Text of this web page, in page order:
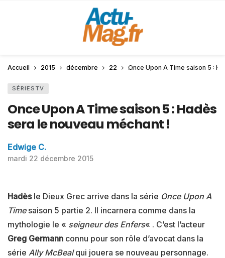
Accueil 2015 décembre 22 Once Upon A Time saison 5 :
SÉRIESTV
Once Upon A Time saison 5 : Hadès
sera le nouveau méchant !
Edwige C.
mardi 22 décembre 2015
Hadèsle Dieux Grec arrive dans la série Once Upon A
Timesaison 5 partie 2. Il incarnera comme dans la
mythologie le « seigneur des Enfers« . C’est l’acteur
Greg Germann connu pour son rôle d’avocat dans la
série Ally McBealqui jouera se nouveau personnage.